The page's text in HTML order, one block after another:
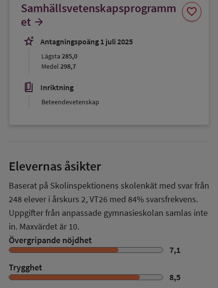
Samhällsvetenskapsprogramm
et arrow_forward
stars_2
Antagningspoäng 1 juli 2025
Lägsta 285,0
Medel 298,7
book_5 Inriktning
Beteendevetenskap
favorite
Spara
som
Elevernas åsikter
Baserat på Skolinspektionens skolenkät med svar från
248 elever i årskurs 2,VT26 med 84% svarsfrekvens.
Uppgifter från anpassade gymnasieskolan samlas inte
in. Maxvärdet är 10.
Övergripande nöjdhet
7,1
Trygghet
8,5